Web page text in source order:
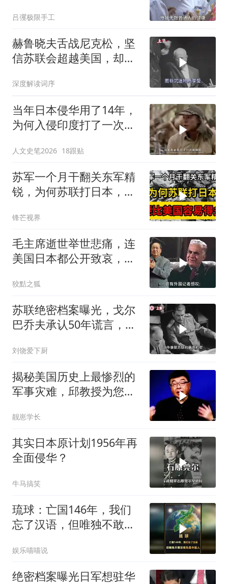
吕彏极限手工
赫鲁晓夫舌战尼克松，坚
信苏联会超越美国，却被
深度解读词序
当年日本侵华用了14年，
为何入侵印度打了一次就
史
人文史笔2026 18跟贴
苏军一个月干翻关东军精
锐，为何苏联打日本，要
锋芒视界
毛主席逝世举世悲痛，连
美国日本都公开致哀，唯
狡黠之狐
苏联绝密档案曝光，戈尔
巴乔夫承认50年谎言，斯
刘饶爱下厨
揭秘美国历史上最惨烈的
军事灾难，邱教授为您详
靓崽学长
其实日本原计划1956年再
全面侵华？
牛马搞笑
琉球：亡国146年，我们
忘了汉语，但唯独不敢忘
娱乐喵喵说
绝密档案曝光日军想驻华